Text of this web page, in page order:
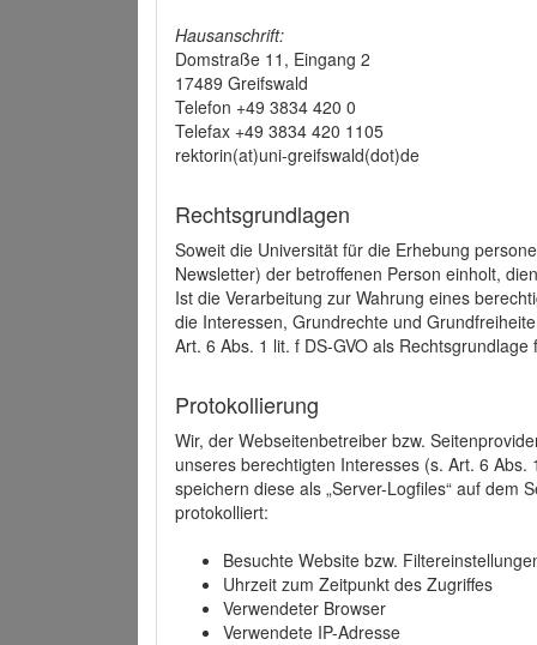
Hausanschrift:
Domstraße 11, Eingang 2
17489 Greifswald
Telefon +49 3834 420 0
Telefax +49 3834 420 1105
rektorin(at)uni-greifswald(dot)de
Rechtsgrundlagen
Soweit die Universität für die Erhebung
Newsletter) der betroffenen Person einholt,
Ist die Verarbeitung zur Wahrung eines
die Interessen, Grundrechte und
Art. 6 Abs. 1 lit. f DS-GVO als
Protokollierung
Wir, der Webseitenbetreiber bzw.
unseres berechtigten Interesses (s. Art. 6
speichern diese als „Server-Logfiles“ auf dem
protokolliert:
Besuchte Website bzw.
Uhrzeit zum Zeitpunkt des Zugriffes
Verwendeter Browser
Verwendete IP-Adresse